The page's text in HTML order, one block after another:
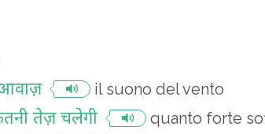
il suono del vento
तेज़ चलेगी quanto forte